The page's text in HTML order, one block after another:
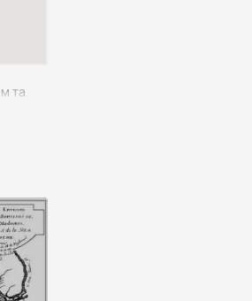
та